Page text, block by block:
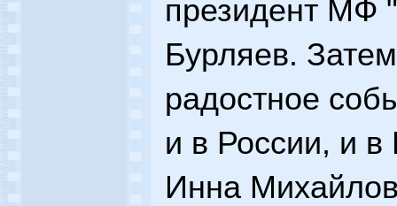
президент МФ
Бурляев.
радостное
и в России, и в
Инна